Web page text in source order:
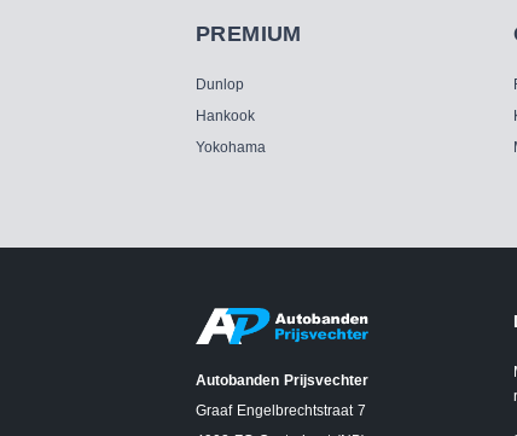
PREMIUM
Dunlop
Hankook
Yokohama
Autobanden Prijsvechter
Graaf Engelbrechtstraat 7